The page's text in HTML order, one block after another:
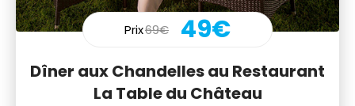
Prix69€ 49€
Dîner aux Chandelles au Restaurant
La Table du Château